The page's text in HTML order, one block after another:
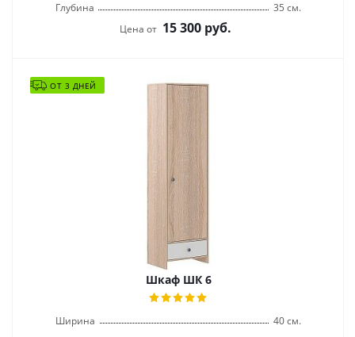
Глубина
35 см.
Цена от 15 300 руб.
ОТ 3 ДНЕЙ
Шкаф ШК 6
Ширина
40 см.